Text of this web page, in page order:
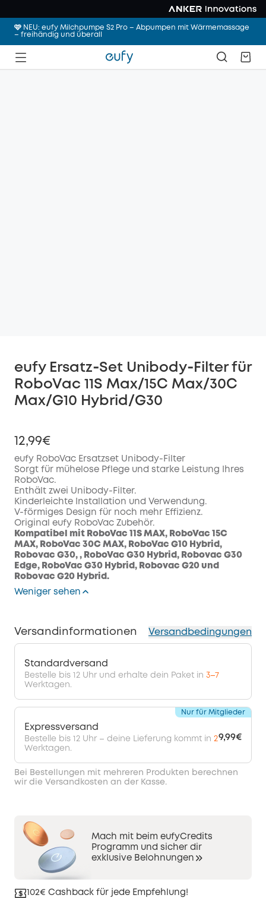
🩷 NEU: eufy Milchpumpe S2 Pro – Abpumpen mit Wärmemassage
– freihändig und überall
eufy Ersatz‑Set Unibody‑Filter für
RoboVac 11S Max/15C Max/30C
Max/G10 Hybrid/G30
12,99€
eufy RoboVac Ersatzset Unibody-Filter
Sorgt für mühelose Pflege und starke Leistung Ihres
RoboVac.
Enthält zwei Unibody-Filter.
Kinderleichte Installation und Verwendung.
V-förmiges Design für noch mehr Effizienz.
Original eufy RoboVac Zubehör.
Kompatibel mit RoboVac 11S MAX, RoboVac 15C
MAX, RoboVac 30C MAX, RoboVac G10 Hybrid,
Robovac G30, , RoboVac G30 Hybrid, Robovac G30
Edge, RoboVac G30 Hybrid, Robovac G20 und
Robovac G20 Hybrid.
Weniger sehen
Versandinformationen Versandbedingungen
Standardversand
Bestelle bis 12 Uhr und erhalte dein Paket in 3–7
Werktagen.
Expressversand
Bestelle bis 12 Uhr – deine Lieferung kommt in 2
Werktagen.
9,99€
Nur für Mitglieder
Bei Bestellungen mit mehreren Produkten berechnen
wir die Versandkosten an der Kasse.
Mach mit beim eufyCredits
Programm und sicher dir
exklusive Belohnungen
102€ Cashback für jede Empfehlung!